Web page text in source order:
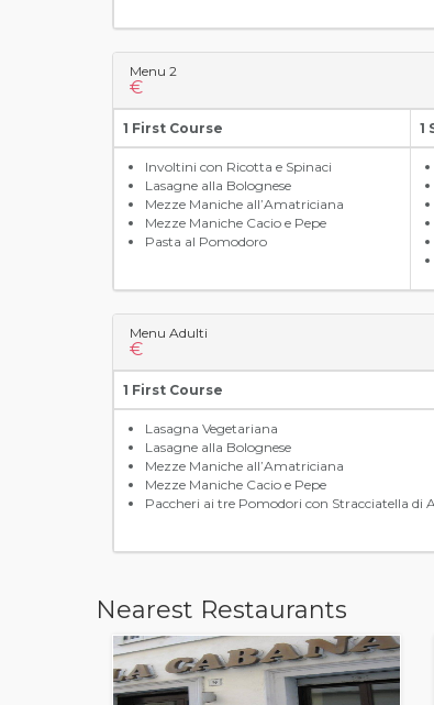
Menu 2
€
1 First Course 1
Involtini con Ricotta e Spinaci
Lasagne alla Bolognese
Mezze Maniche all’Amatriciana
Mezze Maniche Cacio e Pepe
Pasta al Pomodoro
Menu Adulti
€
1 First Course
Lasagna Vegetariana
Lasagne alla Bolognese
Mezze Maniche all’Amatriciana
Mezze Maniche Cacio e Pepe
Paccheri ai tre Pomodori con Stracciatella di
Nearest Restaurants